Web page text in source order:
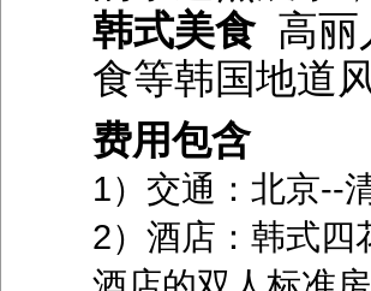
韩式美食 高丽
食等韩国地道
费用包含
1）交通：北京--
2）酒店：韩式四